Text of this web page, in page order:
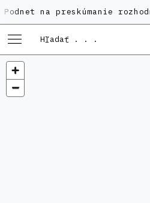
na preskúmanie rozhodnutia